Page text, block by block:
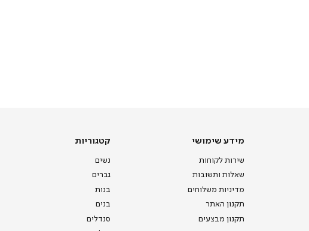
מידע
מידע שימושי
שירות לקוחות
שאלות ותשובות
מדיניות משלוחים
תקנון האתר
תקנון מבצעים
קטגוריות
קטגוריות
נשים
גברים
בנות
בנים
סנדלים